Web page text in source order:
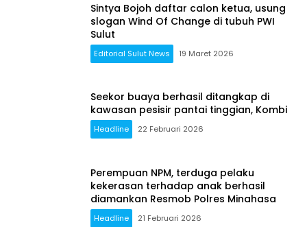
Sintya Bojoh daftar calon ketua, usung
slogan Wind Of Change di tubuh PWI
Sulut
Editorial Sulut News 19 Maret 2026
Seekor buaya berhasil ditangkap di
kawasan pesisir pantai tinggian, Kombi
Headline 22 Februari 2026
Perempuan NPM, terduga pelaku
kekerasan terhadap anak berhasil
diamankan Resmob Polres Minahasa
Headline 21 Februari 2026